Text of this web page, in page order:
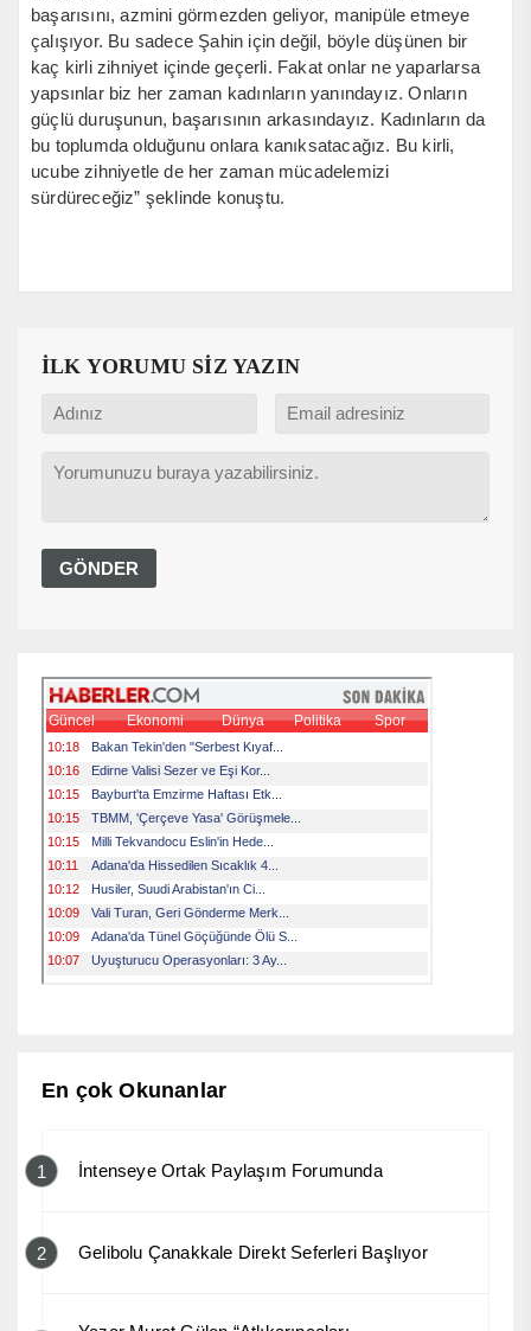
başarısını, azmini görmezden geliyor, manipüle etmeye
çalışıyor. Bu sadece Şahin için değil, böyle düşünen bir
kaç kirli zihniyet içinde geçerli. Fakat onlar ne yaparlarsa
yapsınlar biz her zaman kadınların yanındayız. Onların
güçlü duruşunun, başarısının arkasındayız. Kadınların da
bu toplumda olduğunu onlara kanıksatacağız. Bu kirli,
ucube zihniyetle de her zaman mücadelemizi
sürdüreceğiz” şeklinde konuştu.
İLK YORUMU SİZ YAZIN
En çok Okunanlar
1 İntenseye Ortak Paylaşım Forumunda
2 Gelibolu Çanakkale Direkt Seferleri Başlıyor